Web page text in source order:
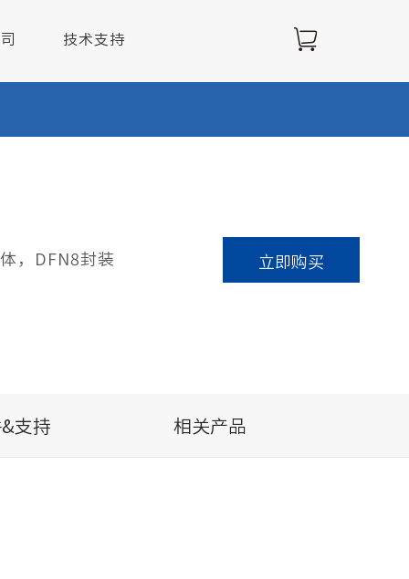
方案
技术支持
，DFN8封装 立即购买
支持 相关产品